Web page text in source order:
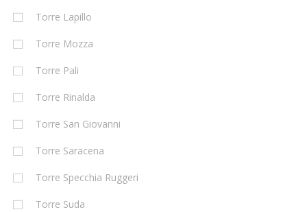
Torre Lapillo
Torre Mozza
Torre Pali
Torre Rinalda
Torre San Giovanni
Torre Saracena
Torre Specchia Ruggeri
Torre Suda